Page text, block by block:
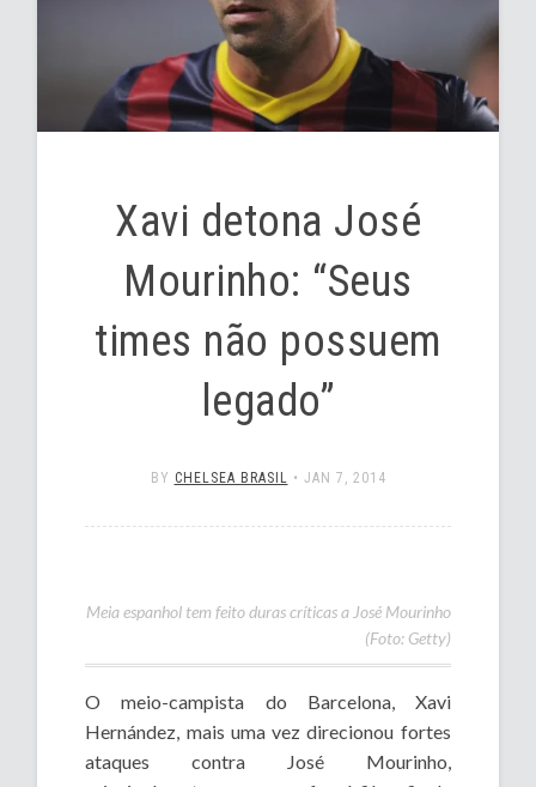
Xavi detona José
Mourinho: “Seus
times não possuem
legado”
BY CHELSEA BRASIL • JAN 7, 2014
Meia espanhol tem feito duras críticas a José Mourinho
(Foto: Getty)
O meio-campista do Barcelona, Xavi
Hernández, mais uma vez direcionou fortes
ataques contra José Mourinho,